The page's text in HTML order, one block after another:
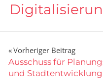
Vorheriger Beitrag
Ausschuss für
und Stadtentwicklung